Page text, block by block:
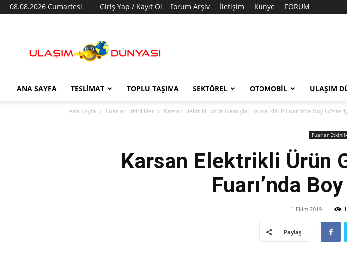
08.08.2026 Cumartesi Giriş Yap / Kayıt Ol Forum Arşiv İletişim Künye FORUM
Dünyası
ANA SAYFA TESLIMAT TOPLU TAŞIMA SEKTÖREL OTOMOBIL ULAŞIM
Ana Sayfa Fuarlar Etkinlikler Karsan Elektrikli Ürün Gamıyla Fransa RNTP Fuarı’nda Boy
Fuarlar
Karsan Elektrikli Ürün
Fuarı’nda
1 Ekim 2019
Paylaş